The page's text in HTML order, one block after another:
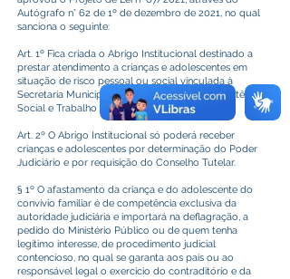
Autógrafo n° 62 de 1º de dezembro de 2021, no qual
sanciona o seguinte:
Art. 1º Fica criada o Abrigo Institucional destinado a
prestar atendimento a crianças e adolescentes em
situação de risco pessoal ou social vinculada à
Secretaria Municipal da Mulher, Cidadania, Assistência
Social e Trabalho – SEMCASTR.
Art. 2º O Abrigo Institucional só poderá receber
crianças e adolescentes por determinação do Poder
Judiciário e por requisição do Conselho Tutelar.
§ 1º O afastamento da criança e do adolescente do
convívio familiar é de competência exclusiva da
autoridade judiciária e importará na deflagração, a
pedido do Ministério Público ou de quem tenha
legítimo interesse, de procedimento judicial
contencioso, no qual se garanta aos pais ou ao
responsável legal o exercício do contraditório e da